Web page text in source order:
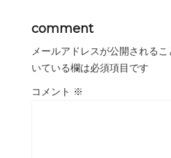
comment
メールアドレスが公開されるこ
いている欄は必須項目です
コメント ※